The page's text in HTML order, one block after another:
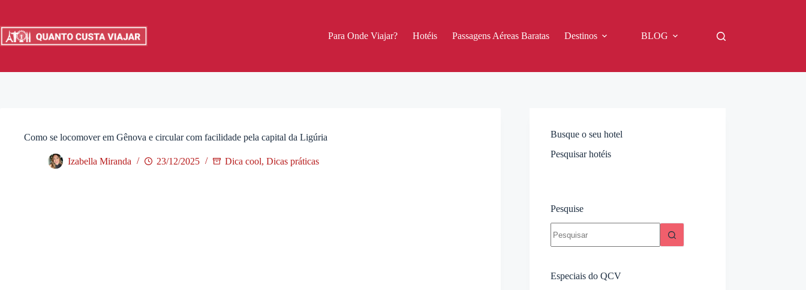
o
conteúdo
Para Onde Viajar? Hotéis Passagens Aéreas Baratas Destinos BLOG
Como se locomover em Gênova e circular com facilidade pela capital da Ligúria
Izabella Miranda 23/12/2025 Dica cool, Dicas práticas
Busque o seu hotel
Pesquisar hotéis
Pesquise
resultados
Especiais do QCV